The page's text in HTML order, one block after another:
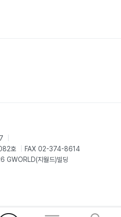
베이 101 데이트175
196
이트198
204
호
FAX 02-374-8614
GWORLD(지월드)빌딩